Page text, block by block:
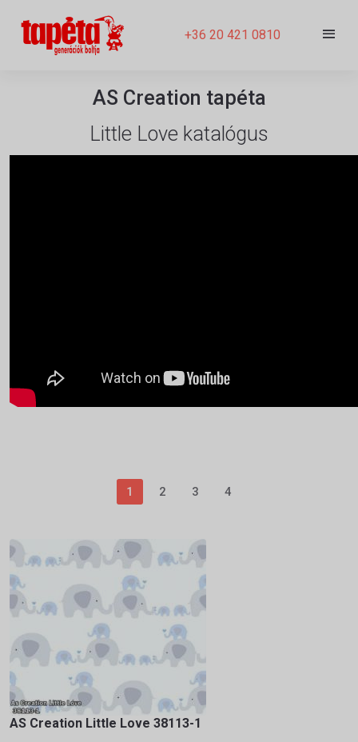
+36 20 421 0810
AS Creation tapéta
Little Love katalógus
1 2 3 4
AS Creation Little Love 38113-1